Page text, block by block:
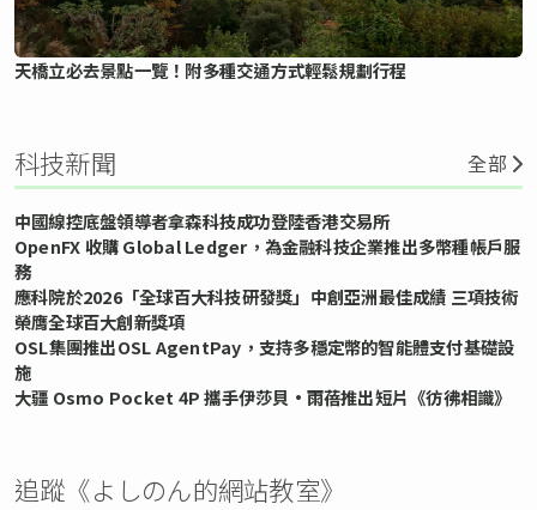
天橋立必去景點一覽！附多種交通方式輕鬆規劃行程
科技新聞 全部
中國線控底盤領導者拿森科技成功登陸香港交易所
OpenFX 收購 Global Ledger，為金融科技企業推出多幣種帳戶服
務
應科院於2026「全球百大科技研發獎」中創亞洲最佳成績 三項技術
榮膺全球百大創新獎項
OSL集團推出OSL AgentPay，支持多穩定幣的智能體支付基礎設
施
大疆 Osmo Pocket 4P 攜手伊莎貝•雨蓓推出短片《彷彿相識》
追蹤《よしのん的網站教室》